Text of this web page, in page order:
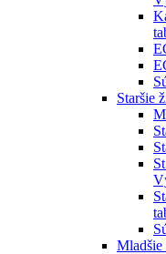
Staršie
Mladšie